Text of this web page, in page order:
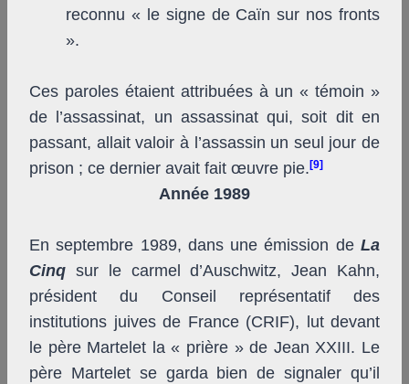
reconnu « le signe de Caïn sur nos fronts
».
Ces paroles étaient attribuées à un « témoin »
de l’assassinat, un assassinat qui, soit dit en
passant, allait valoir à l’assassin un seul jour de
prison ; ce dernier avait fait œuvre pie. [9]
Année 1989
En septembre 1989, dans une émission de La
Cinq sur le carmel d’Auschwitz, Jean Kahn,
président du Conseil représentatif des
institutions juives de France (CRIF), lut devant
le père Martelet la « prière » de Jean XXIII. Le
père Martelet se garda bien de signaler qu’il